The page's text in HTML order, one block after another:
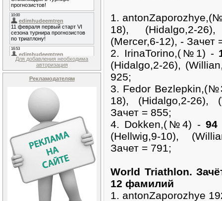
Для добавления необходима
авторизация
Рекламодателям
1.
18), (Hidalgo,2-
(Mercer,6-12), - Зачет
2. IrinaTorino,(№1) -
(Hidalgo,2-26),
925;
3. Fedor
18), (Hidalgo,2-26),
Зачет = 855;
4. Dokken,(№4) - 94
(Hellwig,9-10),
Зачет = 791;
World Triathlon.
12 фамилий
1. antonZaporozhye